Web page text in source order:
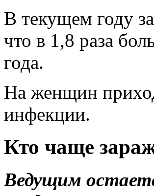
В текущем году
что в 1,8 раза
года.
На женщин
инфекции.
Кто чаще
Ведущим